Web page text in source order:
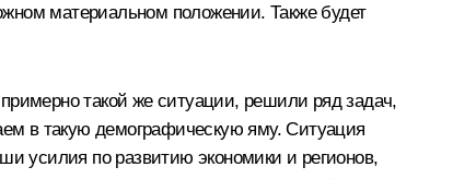
материальном положении. Также будет
такой же ситуации, решили ряд задач,
в такую демографическую яму. Ситуация
усилия по развитию экономики и регионов,